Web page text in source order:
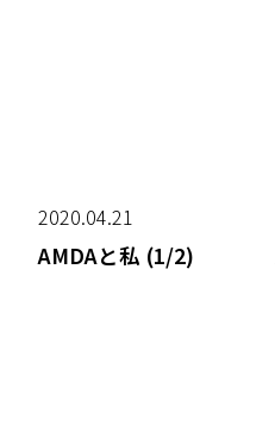
2020.04.21
AMDAと私 (1/2)